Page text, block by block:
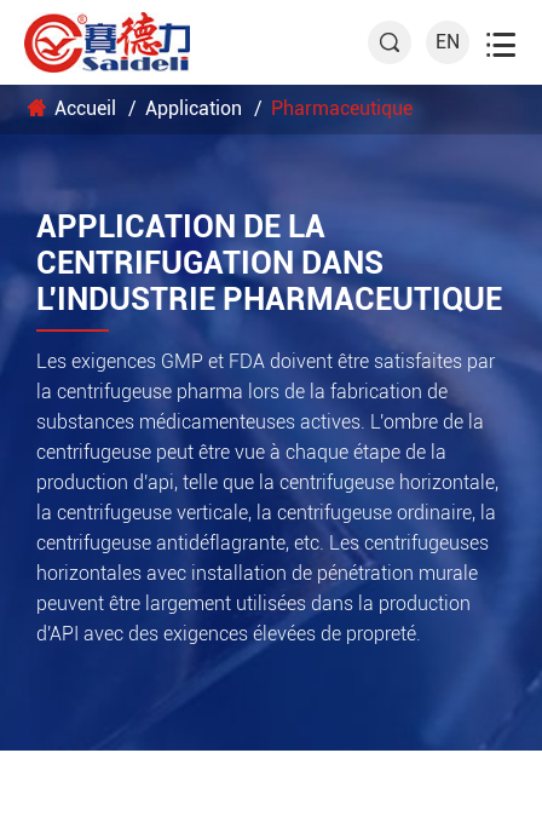
 EN 
Accueil Application Pharmaceutique
APPLICATION DE LA
CENTRIFUGATION DANS
L'INDUSTRIE PHARMACEUTIQUE
Les exigences GMP et FDA doivent être satisfaites par
la centrifugeuse pharma lors de la fabrication de
substances médicamenteuses actives. L'ombre de la
centrifugeuse peut être vue à chaque étape de la
production d'api, telle que la centrifugeuse horizontale,
la centrifugeuse verticale, la centrifugeuse ordinaire, la
centrifugeuse antidéflagrante, etc. Les centrifugeuses
horizontales avec installation de pénétration murale
peuvent être largement utilisées dans la production
d'API avec des exigences élevées de propreté.